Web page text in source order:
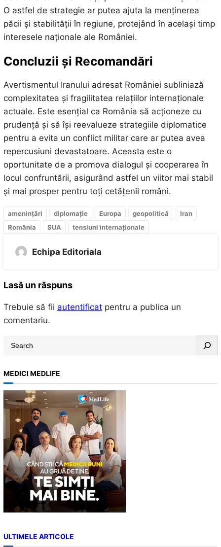
O astfel de strategie ar putea ajuta la menținerea
păcii și stabilității în regiune, protejând în același timp
interesele naționale ale României.
Concluzii și Recomandări
Avertismentul Iranului adresat României subliniază
complexitatea și fragilitatea relațiilor internaționale
actuale. Este esențial ca România să acționeze cu
prudență și să își reevalueze strategiile diplomatice
pentru a evita un conflict militar care ar putea avea
repercusiuni devastatoare. Aceasta este o
oportunitate de a promova dialogul și cooperarea în
locul confruntării, asigurând astfel un viitor mai stabil
și mai prosper pentru toți cetățenii români.
amenințări diplomație Europa geopolitică
Iran
România
SUA tensiuni internaționale
Echipa Editoriala
Lasă un răspuns
Trebuie să fii autentificatpentru a publica un
comentariu.
r
c
h
MEDICI MEDLIFE
ULTIMELE ARTICOLE